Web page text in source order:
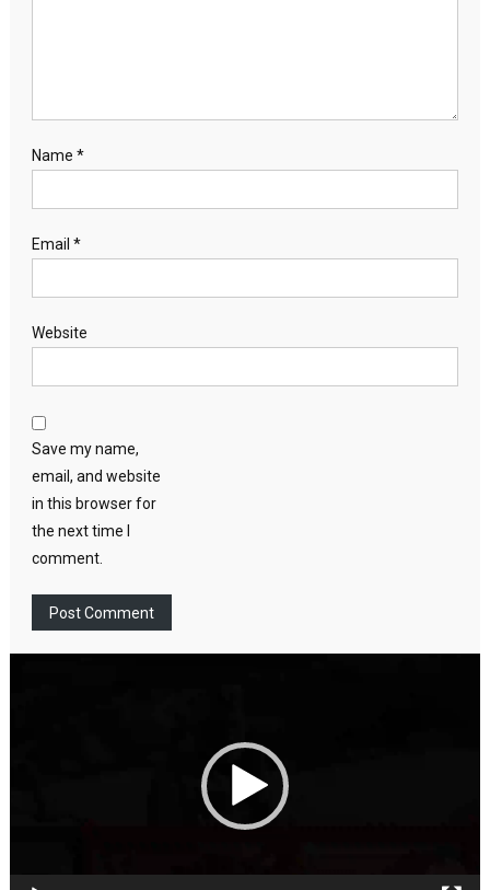
Name *
Email *
Website
Save my name,
email, and website
in this browser for
the next time I
comment.